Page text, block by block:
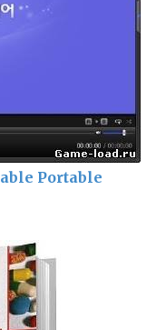
Portable